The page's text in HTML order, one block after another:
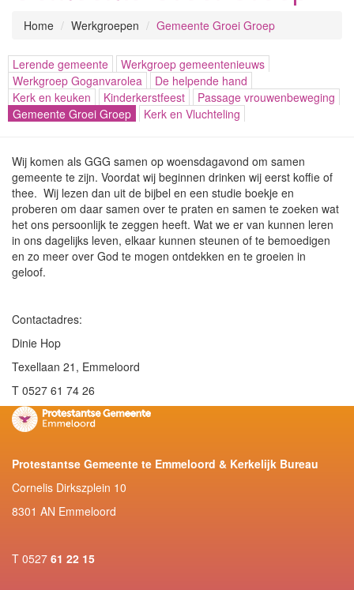
Home Werkgroepen Gemeente Groei Groep
Lerende gemeente
Werkgroep gemeentenieuws
Werkgroep Goganvarolea
De helpende hand
Kerk en keuken
Kinderkerstfeest
Passage vrouwenbeweging
Gemeente Groei Groep
Kerk en Vluchteling
Wij komen als GGG samen op woensdagavond om samen
gemeente te zijn. Voordat wij beginnen drinken wij eerst koffie of
thee. Wij lezen dan uit de bijbel en een studie boekje en
proberen om daar samen over te praten en samen te zoeken wat
het ons persoonlijk te zeggen heeft. Wat we er van kunnen leren
in ons dagelijks leven, elkaar kunnen steunen of te bemoedigen
en zo meer over God te mogen ontdekken en te groeien in
geloof.
Contactadres:
Dinie Hop
Texellaan 21, Emmeloord
T 0527 61 74 26
Protestantse Gemeente te Emmeloord & Kerkelijk Bureau
Cornelis Dirkszplein 10
8301 AN Emmeloord
T 0527 61 22 15